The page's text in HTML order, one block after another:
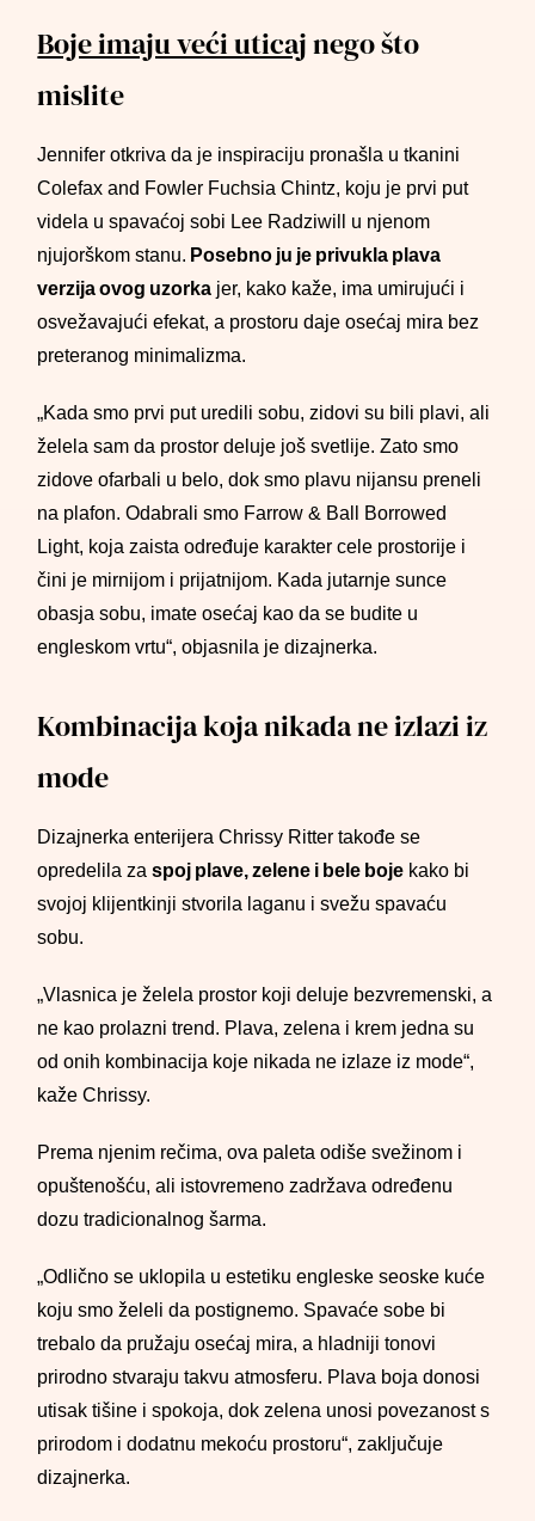
Boje imaju veći uticajnego što
mislite
Jennifer otkriva da je inspiraciju pronašla u tkanini
Colefax and Fowler Fuchsia Chintz, koju je prvi put
videla u spavaćoj sobi Lee Radziwill u njenom
njujorškom stanu. Posebno ju je privukla plava
verzija ovog uzorka jer, kako kaže, ima umirujući i
osvežavajući efekat, a prostoru daje osećaj mira bez
preteranog minimalizma.
„Kada smo prvi put uredili sobu, zidovi su bili plavi, ali
želela sam da prostor deluje još svetlije. Zato smo
zidove ofarbali u belo, dok smo plavu nijansu preneli
na plafon. Odabrali smo Farrow & Ball Borrowed
Light, koja zaista određuje karakter cele prostorije i
čini je mirnijom i prijatnijom. Kada jutarnje sunce
obasja sobu, imate osećaj kao da se budite u
engleskom vrtu“, objasnila je dizajnerka.
Kombinacija koja nikada ne izlazi iz
mode
Dizajnerka enterijera Chrissy Ritter takođe se
opredelila zaspoj plave, zelene i bele boje kako bi
svojoj klijentkinji stvorila laganu i svežu spavaću
sobu.
„Vlasnica je želela prostor koji deluje bezvremenski, a
ne kao prolazni trend. Plava, zelena i krem jedna su
od onih kombinacija koje nikada ne izlaze iz mode“,
kaže Chrissy.
Prema njenim rečima, ova paleta odiše svežinom i
opuštenošću, ali istovremeno zadržava određenu
dozu tradicionalnog šarma.
„Odlično se uklopila u estetiku engleske seoske kuće
koju smo želeli da postignemo. Spavaće sobe bi
trebalo da pružaju osećaj mira, a hladniji tonovi
prirodno stvaraju takvu atmosferu. Plava boja donosi
utisak tišine i spokoja, dok zelena unosi povezanost s
prirodom i dodatnu mekoću prostoru“, zaključuje
dizajnerka.